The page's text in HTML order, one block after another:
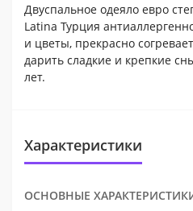
Двуспальное одеяло евро
Latina Турция
и цветы, прекрасно
дарить сладкие и крепкие
лет.
Характеристики
ОСНОВНЫЕ